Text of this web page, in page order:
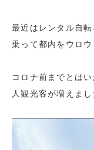
最近はレンタル自
乗って都内をウロ
コロナ前までとは
人観光客が増えまし